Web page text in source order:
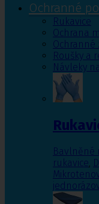
Ochranné
Rukavice
Ochrana
Roušky a
Návleky
Bavlněné
rukavice,